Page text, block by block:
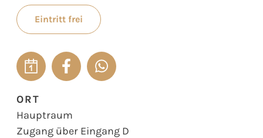
Eintritt frei
ORT
Hauptraum
Zugang über Eingang D